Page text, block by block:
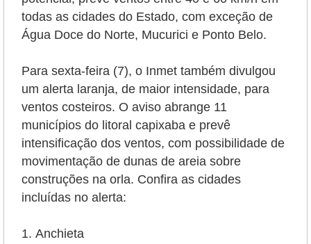
todas as cidades do Estado, com exceção de
Água Doce do Norte, Mucurici e Ponto Belo.
Para sexta-feira (7), o Inmet também divulgou
um alerta laranja, de maior intensidade, para
ventos costeiros. O aviso abrange 11
municípios do litoral capixaba e prevê
intensificação dos ventos, com possibilidade de
movimentação de dunas de areia sobre
construções na orla. Confira as cidades
incluídas no alerta:
Anchieta